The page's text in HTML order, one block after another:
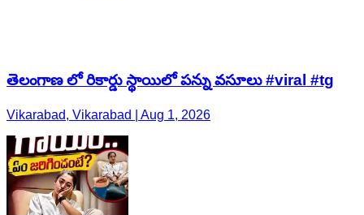
తెలంగాణ లో రికార్డు స్థాయిలో పన్ను వసూలు #viral #tg
Vikarabad, Vikarabad | Aug 1, 2026